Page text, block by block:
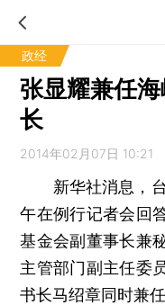
政经
张显耀兼任
长
2014年02月07日 10:21
新华社消息，台
午在例行记者会回
基金会副董事长兼
主管部门副主任委
书长马绍章同时兼